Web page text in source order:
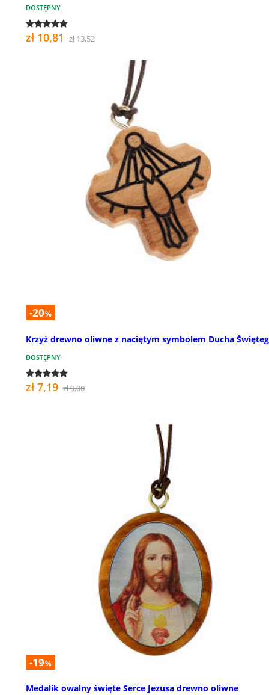
DOSTĘPNY
zł 10,81 zł 13,52
-20%
Krzyż drewno oliwne z naciętym symbolem Ducha
DOSTĘPNY
zł 7,19 zł 9,00
-19%
Medalik owalny święte Serce Jezusa drewno oliwne